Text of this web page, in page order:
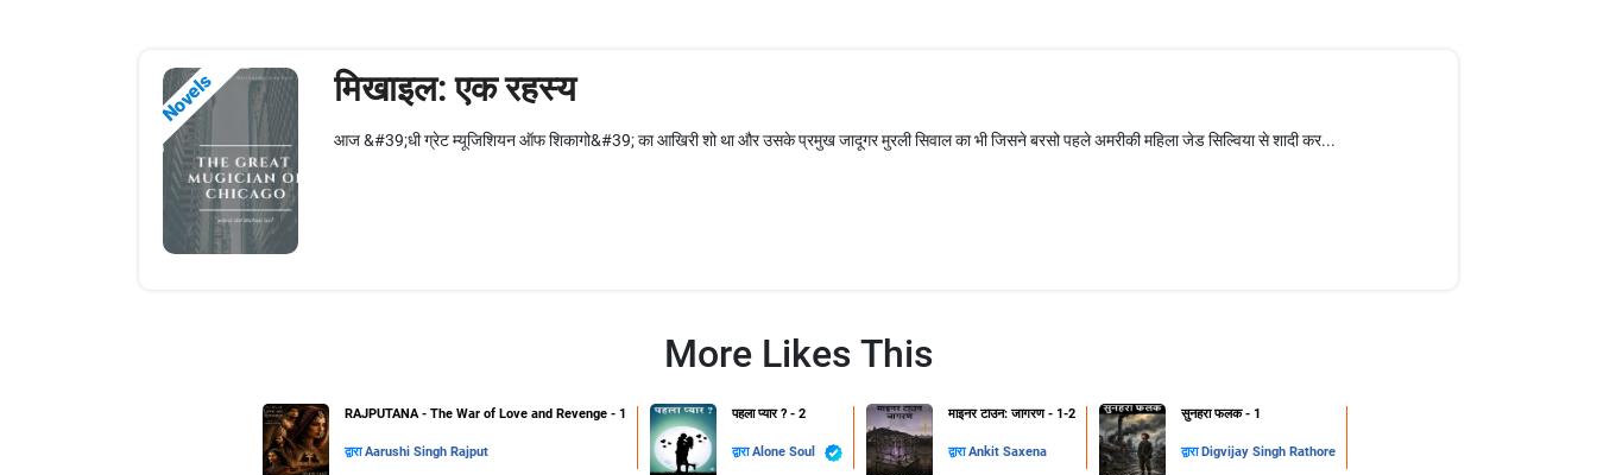
Novels मिखाइल: एक रहस्य
आज &#39;धी ग्रेट म्यूजिशियन ऑफ शिकागो&#39; का आखिरी शो था और उसके प्रमुख जादूगर मुरली सिवाल का भी जिसने बरसो पहले अमरीकी महिला जेड सिल्विया से शादी कर...
More Likes This
RAJPUTANA - The War of Love and Revenge - 1
द्वाराAarushi Singh Rajput
पहला प्यार ? - 2
द्वाराAlone Soul
माइनर टाउन: जागरण - 1-2
द्वाराAnkit Saxena
सुनहरा फलक - 1
द्वारा Digvijay Singh Rathore